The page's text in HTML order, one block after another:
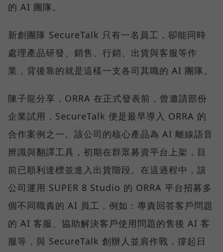
的 AI 團隊。
新創團隊 SecureTalk 只有一名員工，卻能同時
處理產品研發、銷售、行銷、出貨與客服等作
業，背後靠的就是這樣一支各司其職的 AI 團隊。
陳子龍分享，ORRA 在正式發表前，曾邀請部份
企業試用，SecureTalk 便是最早導入 ORRA 的
合作案例之一。該公司的核心產品為 AI 離線語音
辨識與翻譯工具，初期在群眾募資平台上架，目
前已順利達標並進入出貨階段。在這過程中，該
公司運用 SUPER 8 Studio 的 ORRA 平台招募多
個不同職責的 AI 員工，例如：專責回答客戶問題
的 AI 客服、協助解決客戶使用問題的售後 AI 客
服等，與 SecureTalk 創辦人並肩作戰，撐起日